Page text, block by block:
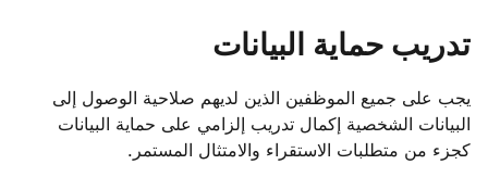
تدريب حماية البيانات
يجب على جميع الموظفين الذين لديهم صلاحية الوصول إلى
البيانات الشخصية إكمال تدريب إلزامي على حماية البيانات
كجزء من متطلبات الاستقراء والامتثال المستمر.